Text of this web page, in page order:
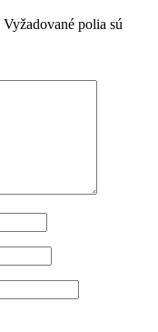
Vyžadované polia sú